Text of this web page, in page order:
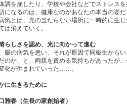
調を崩したり、学校や会社などでストレス
になるのは、健康なのがあなたの本当の姿
気とは、光の当たらない場所に一時的に生じ
は消えていく。
らしさを認め、光に向かって進む
腸の病気を患い、それが原因で同級生から
のか」と、両親を責める気持ちがあったが、
化が生まれていった……。
に生きるために
春（生長の家創始者）